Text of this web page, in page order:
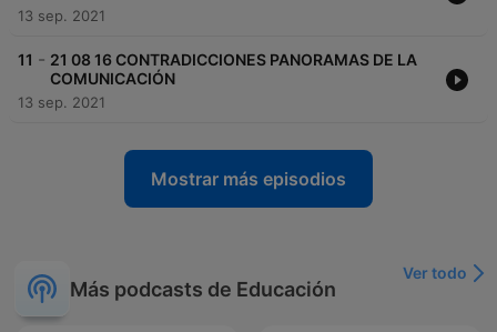
13 sep. 2021
11 - 21 08 16 CONTRADICCIONES PANORAMAS DE LA
COMUNICACIÓN
13 sep. 2021
Mostrar más episodios
Más podcasts de Educación
Ver todo